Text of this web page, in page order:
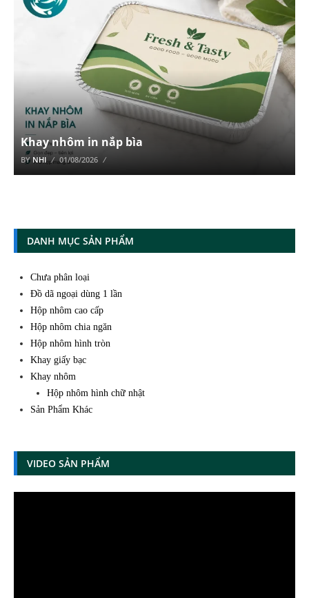
Khay nhôm in nắp bìa
BY NHI 01/08/2026
DANH MỤC SẢN PHẨM
Chưa phân loại
Đồ dã ngoại dùng 1 lần
Hộp nhôm cao cấp
Hộp nhôm chia ngăn
Hộp nhôm hình tròn
Khay giấy bạc
Khay nhôm
Hộp nhôm hình chữ nhật
Sản Phẩm Khác
VIDEO SẢN PHẨM